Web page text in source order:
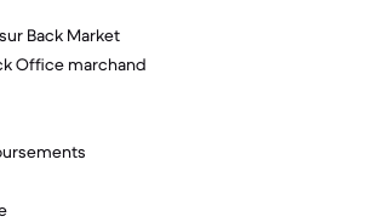
Back Market
Office marchand